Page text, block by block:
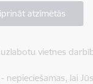
atzīmētās
vietnes
lai